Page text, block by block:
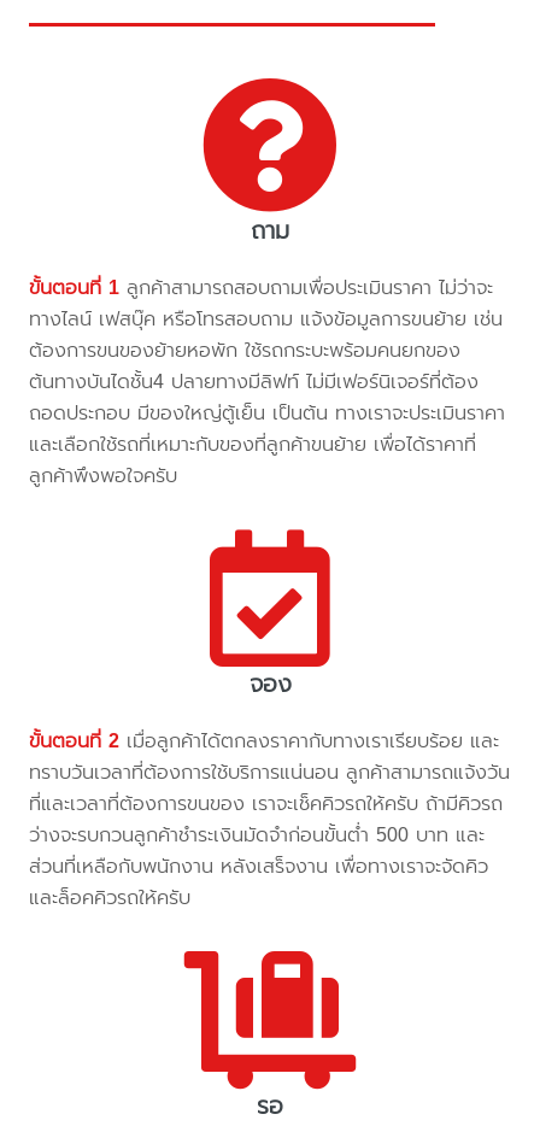
ถาม
ขั้นตอนที่ 1 ลูกค้าสามารถสอบถามเพื่อประเมินราคา ไม่ว่าจะ
ทางไลน์ เฟสบุ๊ค หรือโทรสอบถาม แจ้งข้อมูลการขนย้าย เช่น
ต้องการขนของย้ายหอพัก ใช้รถกระบะพร้อมคนยกของ
ต้นทางบันไดชั้น4 ปลายทางมีลิฟท์ ไม่มีเฟอร์นิเจอร์ที่ต้อง
ถอดประกอบ มีของใหญ่ตู้เย็น เป็นต้น ทางเราจะประเมินราคา
และเลือกใช้รถที่เหมาะกับของที่ลูกค้าขนย้าย เพื่อได้ราคาที่
ลูกค้าพึงพอใจครับ
จอง
ขั้นตอนที่ 2 เมื่อลูกค้าได้ตกลงราคากับทางเราเรียบร้อย และ
ทราบวันเวลาที่ต้องการใช้บริการแน่นอน ลูกค้าสามารถแจ้งวัน
ที่และเวลาที่ต้องการขนของ เราจะเช็คคิวรถให้ครับ ถ้ามีคิวรถ
ว่างจะรบกวนลูกค้าชำระเงินมัดจำก่อนขั้นต่ำ 500 บาท และ
ส่วนที่เหลือกับพนักงาน หลังเสร็จงาน เพื่อทางเราจะจัดคิว
และล็อคคิวรถให้ครับ
รอ